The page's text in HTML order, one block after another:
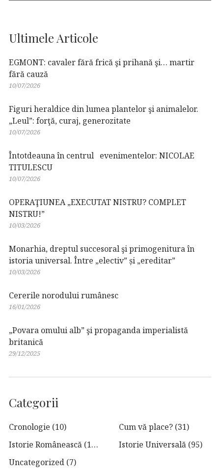
Ultimele Articole
EGMONT: cavaler fără frică şi prihană şi… martir
fără cauză
10/07/2026
Figuri heraldice din lumea plantelor şi animalelor.
„Leul”: forţă, curaj, generozitate
10/07/2026
Întotdeauna în centrul evenimentelor: NICOLAE
TITULESCU
10/07/2026
OPERAŢIUNEA „EXECUTAT NISTRU? COMPLET
NISTRU!”
10/03/2026
Monarhia, dreptul succesoral şi primogenitura în
istoria universal. Între „electiv” și „ereditar”
10/03/2026
Cererile norodului rumânesc
16/01/2026
„Povara omului alb” şi propaganda imperialistă
britanică
29/12/2025
Categorii
Cronologie (10) Cum vă place? (31)
Istorie Românească (129) Istorie Universală (95)
Uncategorized (7)